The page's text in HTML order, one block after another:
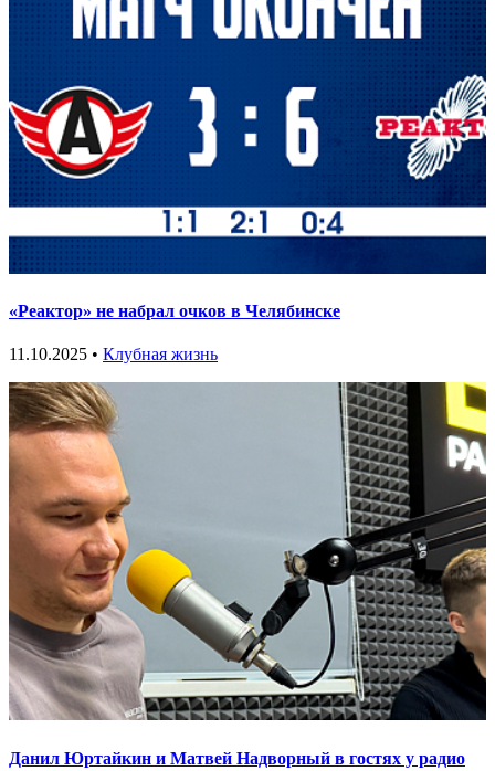
«Реактор» не набрал очков в Челябинске
11.10.2025 • Клубная жизнь
Данил Юртайкин и Матвей Надворный в гостях у радио